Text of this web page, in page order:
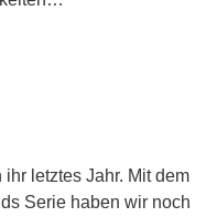
letztes Jahr. Mit dem
Serie haben wir noch